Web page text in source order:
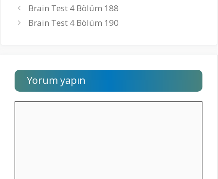
Brain Test 4 Bölüm 188
Brain Test 4 Bölüm 190
Yorum yapın